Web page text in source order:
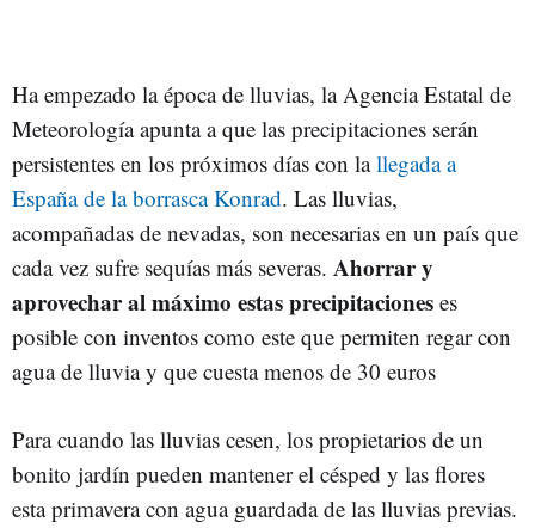
Ha empezado la época de lluvias, la Agencia Estatal de
Meteorología apunta a que las precipitaciones serán
persistentes en los próximos días con lallegada a
España de la borrasca Konrad. Las lluvias,
acompañadas de nevadas, son necesarias en un país que
cada vez sufre sequías más severas. Ahorrar y
aprovechar al máximo estas precipitaciones es
posible con inventos como este que permiten regar con
agua de lluvia y que cuesta menos de 30 euros
Para cuando las lluvias cesen, los propietarios de un
bonito jardín pueden mantener el césped y las flores
esta primavera con agua guardada de las lluvias previas.